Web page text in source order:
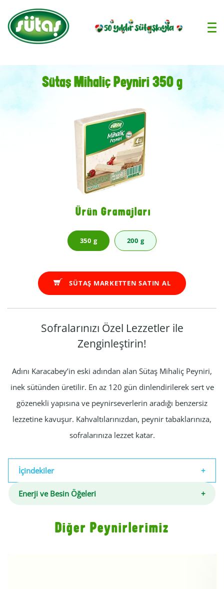
Sütaş Mihaliç Peyniri 350 g
Ürün Gramajları
350 g 200 g
SÜTAŞ MARKETTEN SATIN AL
Sofralarınızı Özel Lezzetler ile
Zenginleştirin!
Adını Karacabey’in eski adından alan Sütaş Mihaliç Peyniri,
inek sütünden üretilir. En az 120 gün dinlendirilerek sert ve
gözenekli yapısına ve peynirseverlerin aradığı benzersiz
lezzetine kavuşur. Kahvaltılarınızdan, peynir tabaklarınıza,
sofralarınıza lezzet katar.
İçindekiler
Enerji ve Besin Öğeleri
Diğer Peynirlerimiz